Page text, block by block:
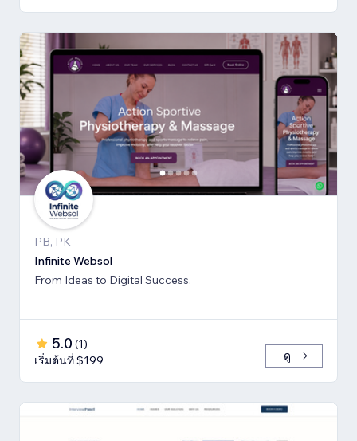
PB, PK
Infinite Websol
From Ideas to Digital Success.
5.0 (1)
เริ่มต้นที่ $199
ดู